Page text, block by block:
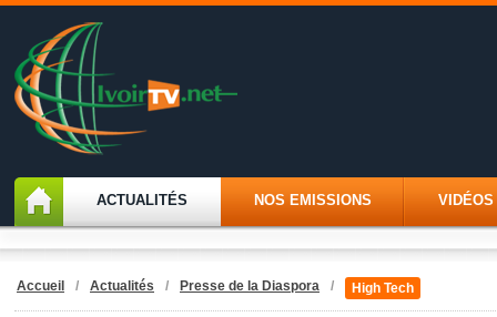
ACTUALITÉS NOS EMISSIONS VIDÉOS
Accueil / Actualités / Presse de la Diaspora / High Tech